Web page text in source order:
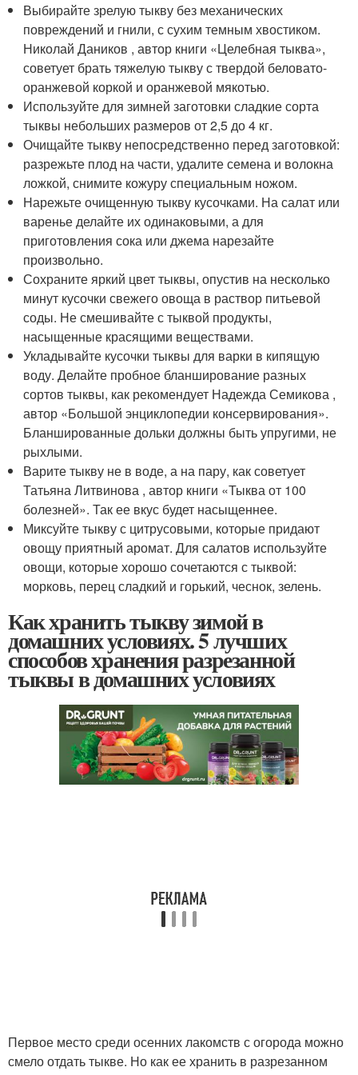
Выбирайте зрелую тыкву без механических
повреждений и гнили, с сухим темным хвостиком.
Николай Даников , автор книги «Целебная тыква»,
советует брать тяжелую тыкву с твердой беловато-
оранжевой коркой и оранжевой мякотью.
Используйте для зимней заготовки сладкие сорта
тыквы небольших размеров от 2,5 до 4 кг.
Очищайте тыкву непосредственно перед заготовкой:
разрежьте плод на части, удалите семена и волокна
ложкой, снимите кожуру специальным ножом.
Нарежьте очищенную тыкву кусочками. На салат или
варенье делайте их одинаковыми, а для
приготовления сока или джема нарезайте
произвольно.
Сохраните яркий цвет тыквы, опустив на несколько
минут кусочки свежего овоща в раствор питьевой
соды. Не смешивайте с тыквой продукты,
насыщенные красящими веществами.
Укладывайте кусочки тыквы для варки в кипящую
воду. Делайте пробное бланширование разных
сортов тыквы, как рекомендует Надежда Семикова ,
автор «Большой энциклопедии консервирования».
Бланшированные дольки должны быть упругими, не
рыхлыми.
Варите тыкву не в воде, а на пару, как советует
Татьяна Литвинова , автор книги «Тыква от 100
болезней». Так ее вкус будет насыщеннее.
Миксуйте тыкву с цитрусовыми, которые придают
овощу приятный аромат. Для салатов используйте
овощи, которые хорошо сочетаются с тыквой:
морковь, перец сладкий и горький, чеснок, зелень.
Как хранить тыкву зимой в
домашних условиях. 5 лучших
способов хранения разрезанной
тыквы в домашних условиях
Первое место среди осенних лакомств с огорода можно
смело отдать тыкве. Но как ее хранить в разрезанном